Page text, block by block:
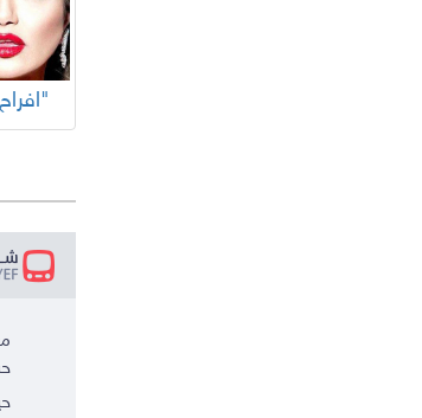
"افراح القبة الحلقة 3"